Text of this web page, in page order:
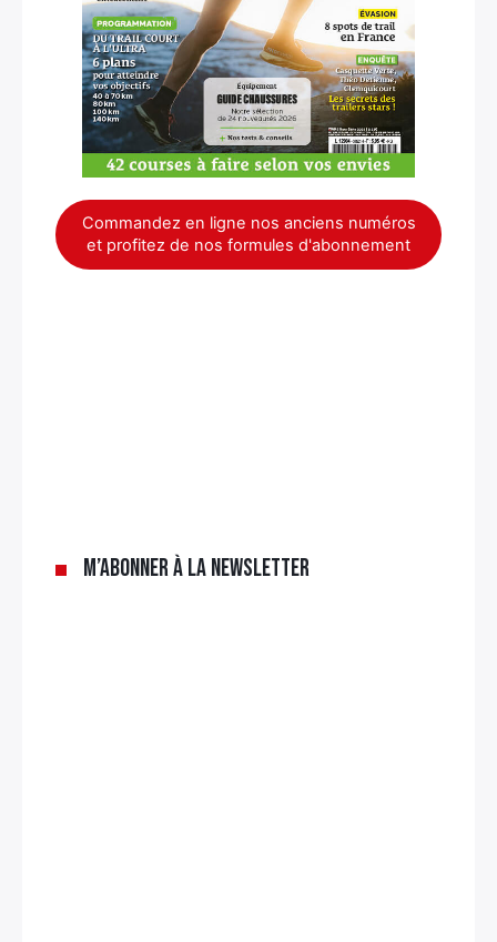
Commandez en ligne nos anciens numéros
et profitez de nos formules d'abonnement
M’abonner à la newsletter
Rechercher